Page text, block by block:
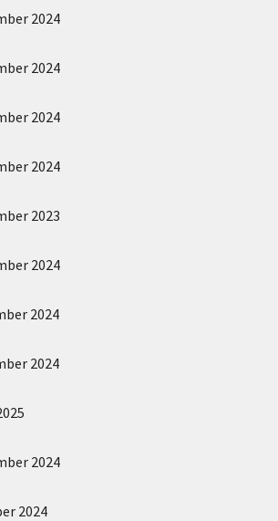
2024
2024
2024
2024
2023
2024
2024
2024
2024
2024